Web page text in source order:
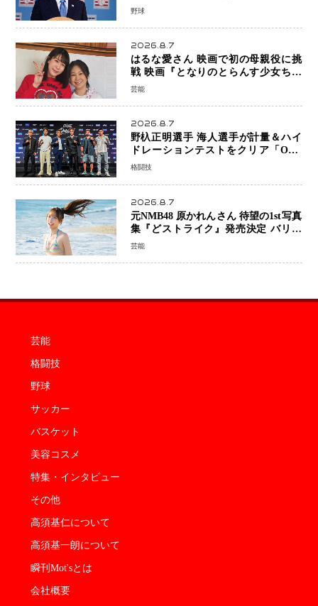
ならではの“魅せる興行”に世界が注目
野球
2026.8.7
はるな愛さん 映画で初の母親役に挑
戦 映画『となりのとらんす少女ちゃ
ん』11月7日公開 未来の自分との対話
芸能
2026.8.7
野杁正明選手 海人選手が計量＆ハイ
ドレーションテストをクリア「ONE
SAMURAI 2」決戦へ万全の準備整う
格闘技
2026.8.7
元NMB48 原かれんさん 待望の1st写真
集『どストライク』発売決定 バリで
魅せる25歳の新境地
芸能
芸能
格闘技
野球
サッカー
バスケット
美容コスメ
特集・インタビュー
その他
高須基仁について
高須基一朗について
瞬刊Mot'sとは
会社概要